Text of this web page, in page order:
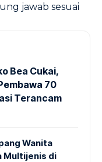
jawab sesuai
Bea Cukai,
70
Terancam
Wanita
Multijenis di